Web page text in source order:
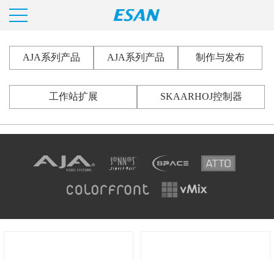
AJA系列产品 AJA系列产品 制作与发布
工作站扩展 SKAARHOJ控制器